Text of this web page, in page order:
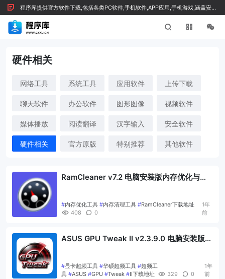
程序库提供官方软件下载,包括各类PC软件,手机软件,APP应用,手机游戏,涵盖安全
绿色软件及技术文章，按 Ctrl+D 收藏我们
硬件相关
网络工具 系统工具 应用软件 上传下载
聊天软件 办公软件 图形图像 视频软件
媒体播放 阅读翻译 汉字输入 安全软件
硬件相关 官方原版 特别推荐 其他软件
RamCleaner v7.2 电脑安装版内存优化与清
#内存优化工具 #内存清理工具 #RamCleaner下载地址
408
0
1年
前
ASUS GPU Tweak II v2.3.9.0 电脑安装版显
#显卡超频工具 #华硕超频工具 #超频工
具 #ASUS #GPU #Tweak #II下载地址 329 0
1年
前